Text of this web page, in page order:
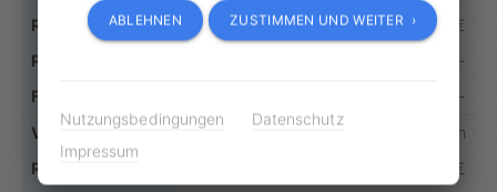
50 €
-
-
16 - 20 km/h
140 €
ABLEHNEN ZUSTIMMEN UND WEITER ›
Nutzungsbedingungen
Datenschutz
Impressum